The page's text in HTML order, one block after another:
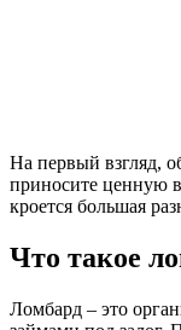
На первый взгляд,
приносите ценную
кроется большая
Что такое
Ломбард – это